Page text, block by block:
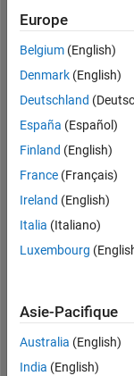
Followers:
2
2
Follow
Message
Programming
C++,
MATLAB
Spoken
Languages:
Europe
Belgium (English)
Denmark (English)
Deutschland
España (Español)
Finland (English)
France (Français)
Ireland (English)
Italia (Italiano)
Luxembourg
Asie-Pacifique
Australia (English)
India (English)